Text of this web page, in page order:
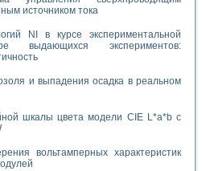
источником тока
NI в курсе экспериментальной
экспериментов:
и выпадения осадка в реальном
шкалы цвета модели CIE L*a*b с
вольтамперных характеристик